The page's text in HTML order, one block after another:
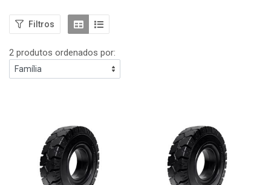
Filtros
2 produtos ordenados por: